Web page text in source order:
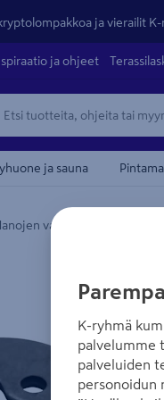
ja vierailit K-
ja ohjeet
ja sauna
varaosat
kuvaus -
K-ryhmä
palvelumme
palveluiden
personoidun